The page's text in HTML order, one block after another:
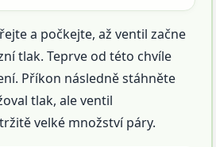
a počkejte, až ventil začne
tlak. Teprve od této chvíle
Příkon následně stáhněte
tlak, ale ventil
velké množství páry.